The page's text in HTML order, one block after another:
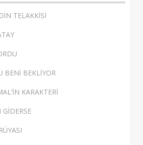
TELAKKİSİ
BENİ BEKLİYOR
KARAKTERİ